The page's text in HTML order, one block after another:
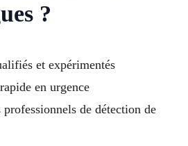
?
et expérimentés
en urgence
professionnels de détection de